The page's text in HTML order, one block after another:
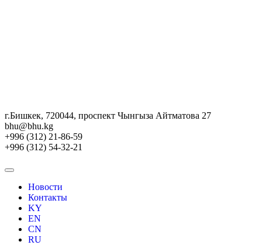
г.Бишкек, 720044, проспект Чынгыза Айтматова 27
bhu@bhu.kg
+996 (312) 21-86-59
+996 (312) 54-32-21
Новости
Контакты
KY
EN
CN
RU